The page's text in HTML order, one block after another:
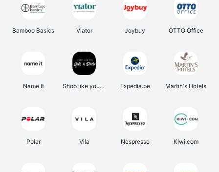
Bamboo Basics Viator Joybuy OTTO Office
Name It Shop like you Give A Damn Expedia.be Martin's Hotels
Polar Vila Nespresso Kiwi.com